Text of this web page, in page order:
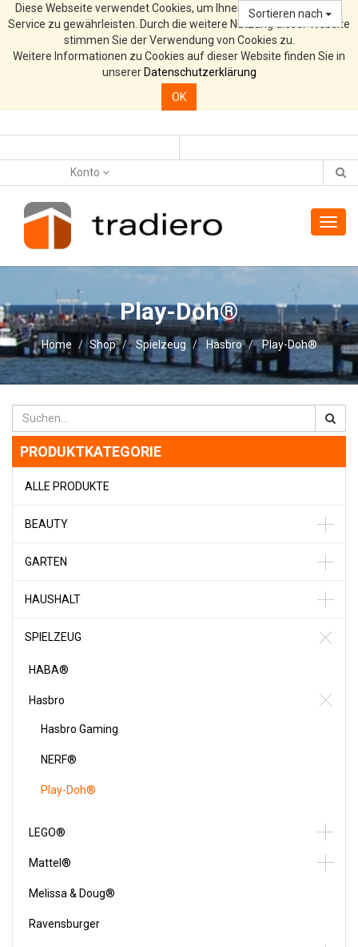
Diese Webseite verwendet Cookies, um Ihnen den bestmöglichen
Service zu gewährleisten. Durch die weitere Nutzung dieser Website
stimmen Sie der Verwendung von Cookies zu.
Weitere Informationen zu Cookies auf dieser Website finden Sie in
unserer Datenschutzerklärung
OK
Konto
Play-Doh®
Home Shop Spielzeug Hasbro Play-Doh®
Sortieren nach
PRODUKTKATEGORIE
ALLE PRODUKTE
BEAUTY
GARTEN
HAUSHALT
SPIELZEUG
HABA®
Hasbro
Hasbro Gaming
NERF®
Play-Doh®
LEGO®
Mattel®
Melissa & Doug®
Ravensburger